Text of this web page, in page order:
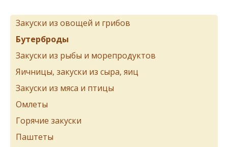
Закуски из овощей и грибов
Бутерброды
Закуски из рыбы и морепродуктов
Яичницы, закуски из сыра, яиц
Закуски из мяса и птицы
Омлеты
Горячие закуски
Паштеты